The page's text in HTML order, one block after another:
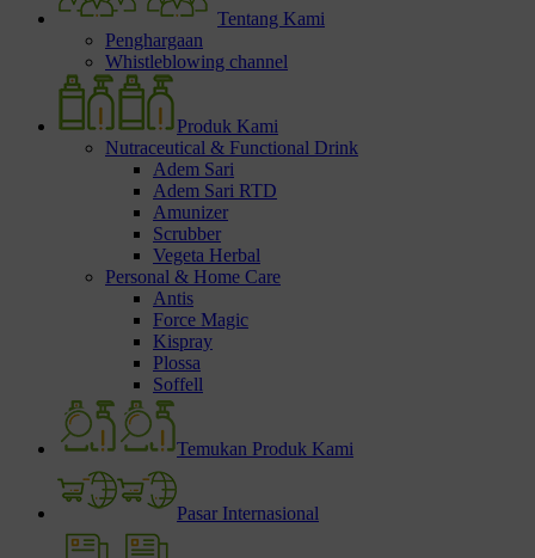
Tentang Kami
Penghargaan
Whistleblowing channel
Produk Kami
Nutraceutical & Functional Drink
Adem Sari
Adem Sari RTD
Amunizer
Scrubber
Vegeta Herbal
Personal & Home Care
Antis
Force Magic
Kispray
Plossa
Soffell
Temukan Produk Kami
Pasar Internasional